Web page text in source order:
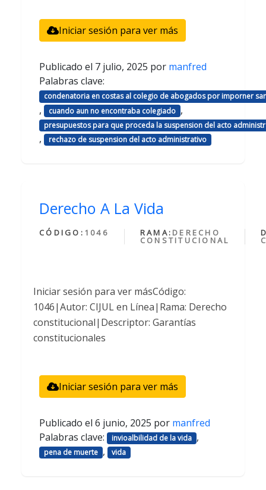
Iniciar sesión para ver más
Publicado el 7 julio, 2025 por manfred
Palabras clave:
condenatoria en costas al colegio de abogados por imporner
, cuando aun no encontraba colegiado ,
presupuestos para que proceda la suspension del acto
, rechazo de suspension del acto administrativo
Derecho A La Vida
CÓDIGO: 1046 RAMA: DERECHO
CONSTITUCIONAL
Iniciar sesión para ver másCódigo:
1046|Autor: CIJUL en Línea|Rama: Derecho
constitucional|Descriptor: Garantías
constitucionales
Iniciar sesión para ver más
Publicado el 6 junio, 2025 por manfred
Palabras clave:
invioalbilidad de la vida ,
pena de muerte , vida